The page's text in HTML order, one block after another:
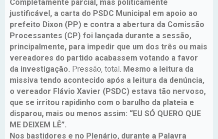
Completamente parcial, mas politicamente
justificável, a carta do PSDC Municipal em apoio ao
prefeito Dixon (PP) e contra a abertura da Comissão
Processantes (CP) foi lançada durante a sessão,
principalmente, para impedir que um dos três ou mais
vereadores do partido acabassem votando a favor
da investigação. Pressão, total. Mesmo a leitura da
missiva tendo acontecido após a leitura da denúncia,
o vereador Flávio Xavier (PSDC) estava tão nervoso,
que se irritou rapidinho com o barulho da plateia e
disparou, mais ou menos assim: “EU SÓ QUERO QUE
ME DEIXEM LÊ”.
Nos bastidores e no Plenário, durante a Palavra